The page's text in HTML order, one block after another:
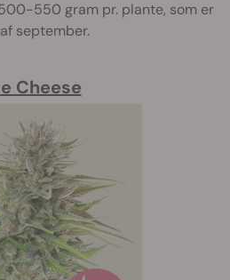
550 gram pr. plante, som er
september.
Cheese